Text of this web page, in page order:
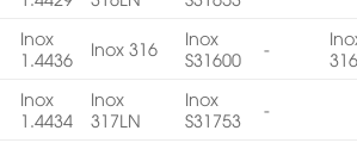
Inox
1.4436
Inox 316
Inox
S31600
-
Inox
1.4434
Inox
317LN
Inox
S31753
-